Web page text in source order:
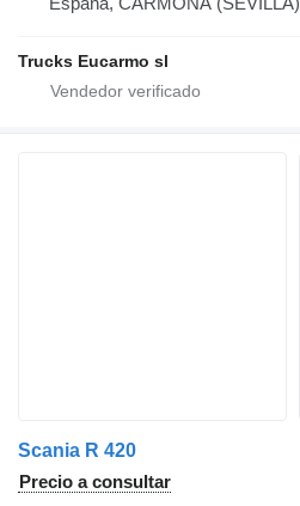
Trucks Eucarmo sl
Scania R 420
Precio a consultar